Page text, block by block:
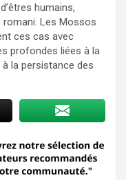
humains,
Les Mossos
ces cas avec
profondes liées à la
la persistance des